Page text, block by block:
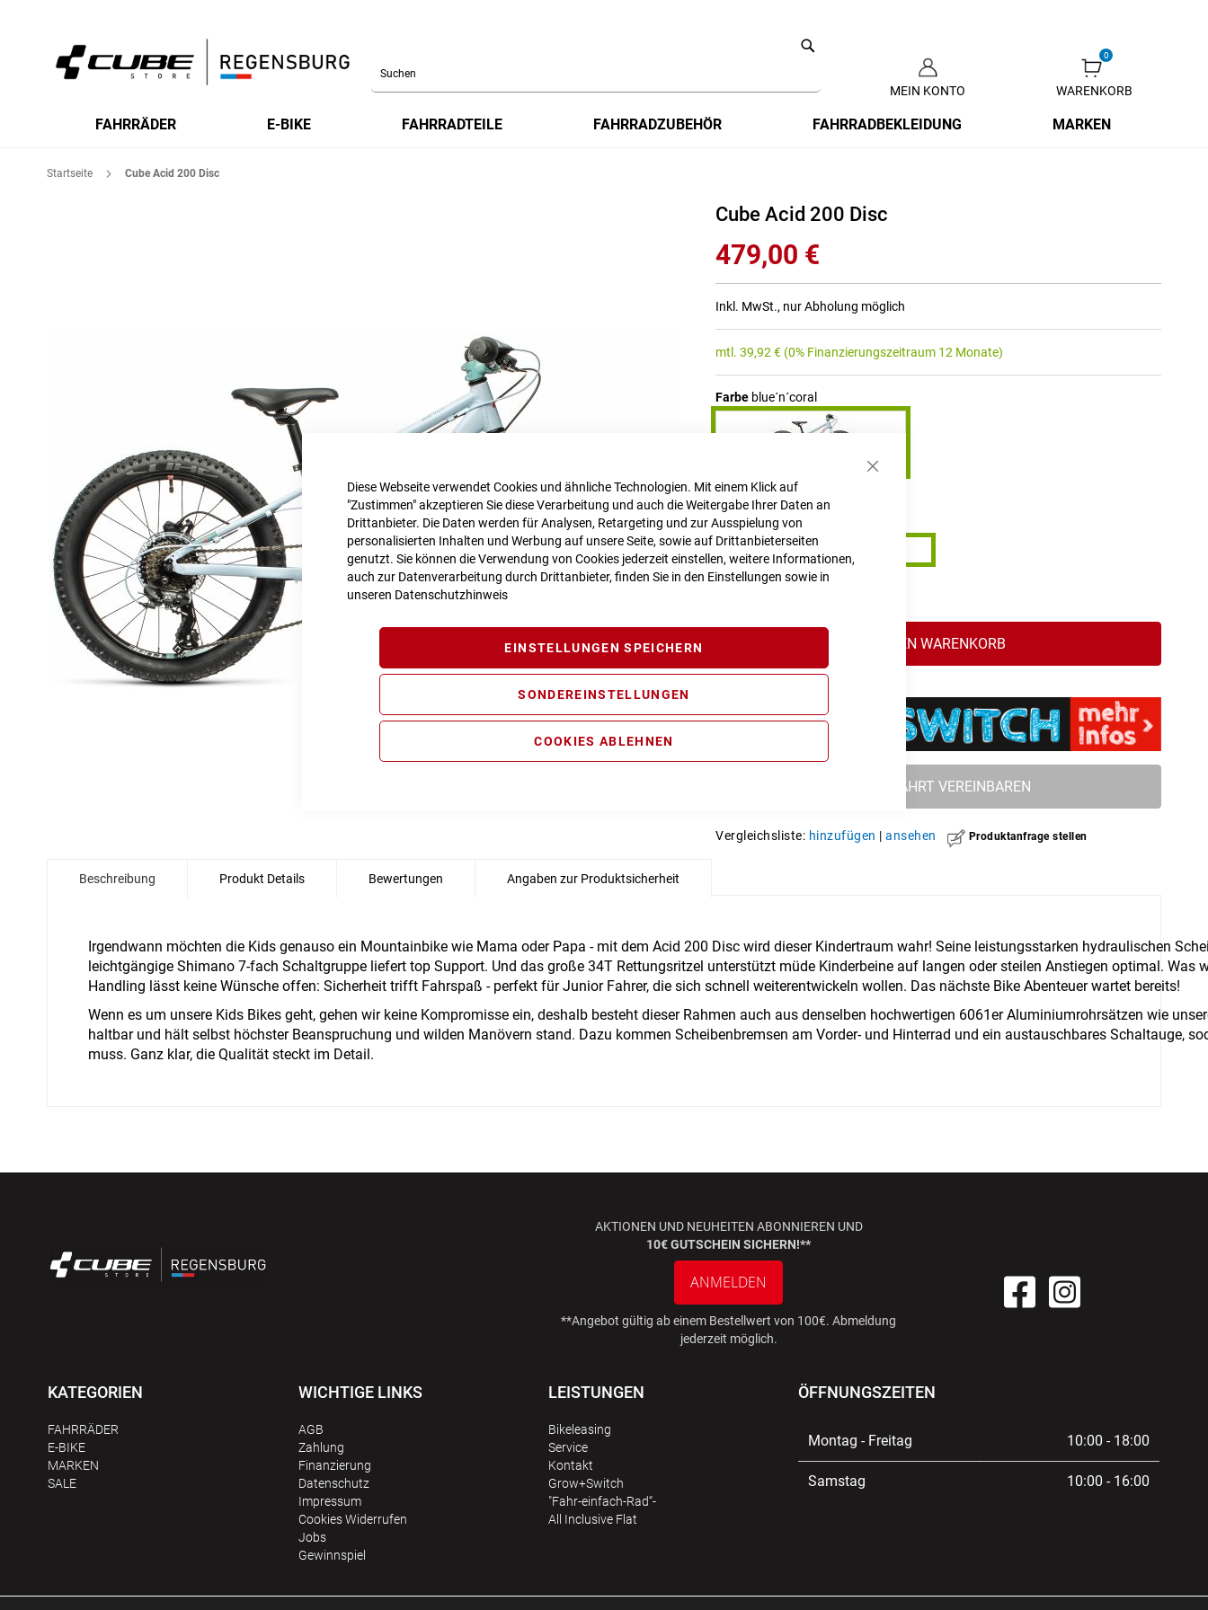
Schließen
Diese Webseite verwendet Cookies und ähnliche Technologien. Mit einem Klick auf
"Zustimmen" akzeptieren Sie diese Verarbeitung und auch die Weitergabe Ihrer Daten an
Drittanbieter. Die Daten werden für Analysen, Retargeting und zur Ausspielung von
personalisierten Inhalten und Werbung auf unsere Seite, sowie auf Drittanbieterseiten
genutzt. Sie können die Verwendung von Cookies jederzeit einstellen, weitere Informationen,
auch zur Datenverarbeitung durch Drittanbieter, finden Sie in den Einstellungen sowie in
unseren Datenschutzhinweis
EINSTELLUNGEN SPEICHERN
SONDEREINSTELLUNGEN
COOKIES ABLEHNEN
Inhalt
MEIN KONTO WARENKORB
Search
FAHRRÄDER E-BIKE FAHRRADTEILE FAHRRADZUBEHÖR FAHRRADBEKLEIDUNG MARKEN
Startseite Cube Acid 200 Disc
Cube Acid 200 Disc
479,00 €
Inkl. MwSt., nur Abholung möglich
mtl. 39,92 € (0% Finanzierungszeitraum 12 Monate)
Farbe blue´n´coral
RAHMENHÖHE
IN DEN WARENKORB
PROBEFAHRT VEREINBAREN
Vergleichsliste: hinzufügen | ansehen Produktanfrage stellen
Beschreibung
Irgendwann möchten die Kids genauso ein Mountainbike wie Mama oder Papa - mit dem Acid 200 Disc wird dieser Kindertraum wahr! Seine leistungsstarken hydraulischen
leichtgängige Shimano 7-fach Schaltgruppe liefert top Support. Und das große 34T Rettungsritzel unterstützt müde Kinderbeine auf langen oder steilen Anstiegen optimal.
Handling lässt keine Wünsche offen: Sicherheit trifft Fahrspaß - perfekt für Junior Fahrer, die sich schnell weiterentwickeln wollen. Das nächste Bike Abenteuer wartet bereits!
Wenn es um unsere Kids Bikes geht, gehen wir keine Kompromisse ein, deshalb besteht dieser Rahmen auch aus denselben hochwertigen 6061er Aluminiumrohrsätzen wie
haltbar und hält selbst höchster Beanspruchung und wilden Manövern stand. Dazu kommen Scheibenbremsen am Vorder- und Hinterrad und ein austauschbares Schaltauge,
muss. Ganz klar, die Qualität steckt im Detail.
Produkt Details Bewertungen Angaben zur Produktsicherheit
AKTIONEN UND NEUHEITEN ABONNIEREN UND
10€ GUTSCHEIN SICHERN!**
ANMELDEN
**Angebot gültig ab einem Bestellwert von 100€. Abmeldung
jederzeit möglich.
ÖFFNUNGSZEITEN
Montag - Freitag 10:00 - 18:00
Samstag 10:00 - 16:00
KATEGORIEN
FAHRRÄDER
E-BIKE
MARKEN
SALE
WICHTIGE LINKS
AGB
Zahlung
Finanzierung
Datenschutz
Impressum
Сookies Widerrufen
Jobs
Gewinnspiel
LEISTUNGEN
Bikeleasing
Service
Kontakt
Grow+Switch
"Fahr-einfach-Rad“-
All Inclusive Flat